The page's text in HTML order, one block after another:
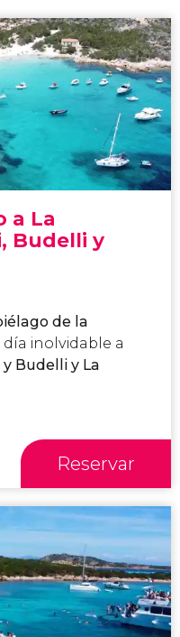
a La
Budelli y
de la
inolvidable a
Budelli y La
Reservar